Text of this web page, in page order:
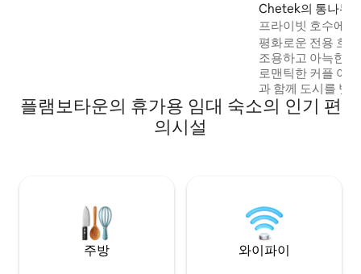
방 시설 ★ 완비 ★ Keurig 커피머신(포드
포함) ★ 숯 그릴 ★ 통나무 좌석이 있는 지
붕이 있는 파티오 ★ 블루투스 스피커 ★ 골
Chetek의 통나무
프라이빗 호수에
된 아늑한 호숫가
평화로운 전용 호
조용하고 아늑한
로맨틱한 커플 여
과 함께 도시를 벗
합한 진정한 노스
로운 푹신한 침대
식물! 호수에서는
지만 페달과 보트
습니다.
플램보타운의 휴가용 임대 숙소의 인기 편
의시설
주방 와이파이